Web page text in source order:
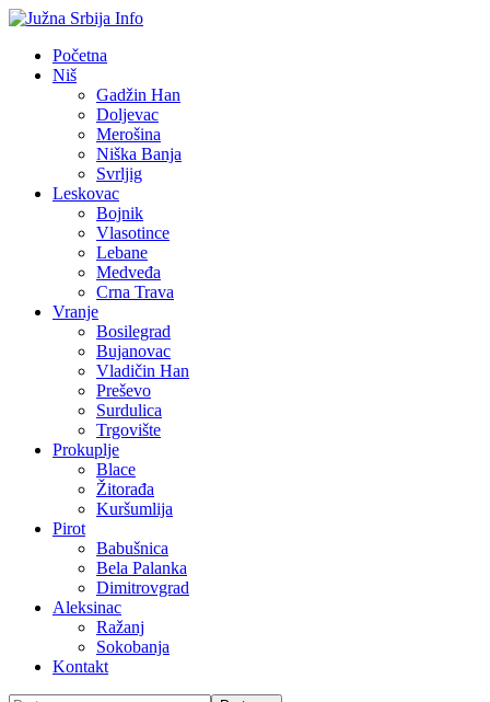
Početna
Niš
Gadžin Han
Doljevac
Merošina
Niška Banja
Svrljig
Leskovac
Bojnik
Vlasotince
Lebane
Medveđa
Crna Trava
Vranje
Bosilegrad
Bujanovac
Vladičin Han
Preševo
Surdulica
Trgovište
Prokuplje
Blace
Žitorađa
Kuršumlija
Pirot
Babušnica
Bela Palanka
Dimitrovgrad
Aleksinac
Ražanj
Sokobanja
Kontakt